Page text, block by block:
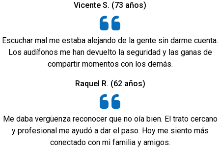
Vicente S. (73 años)
Escuchar mal me estaba alejando de la gente sin darme cuenta.
Los audífonos me han devuelto la seguridad y las ganas de
compartir momentos con los demás.
Raquel R. (62 años)
Me daba vergüenza reconocer que no oía bien. El trato cercano
y profesional me ayudó a dar el paso. Hoy me siento más
conectado con mi familia y amigos.